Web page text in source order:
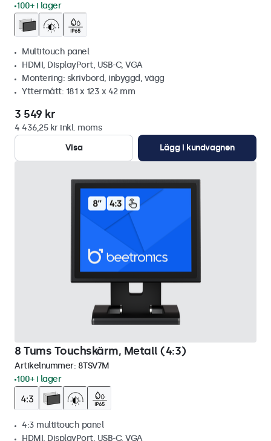
100+ i lager
Multitouch panel
HDMI, DisplayPort, USB-C, VGA
Montering: skrivbord, inbyggd, vägg
Yttermått: 181 x 123 x 42 mm
3 549 kr
4 436,25 kr inkl. moms
Visa
Lägg i kundvagnen
8 Tums Touchskärm, Metall (4:3)
Artikelnummer: 8TSV7M
100+ i lager
4:3 multitouch panel
HDMI, DisplayPort, USB-C, VGA